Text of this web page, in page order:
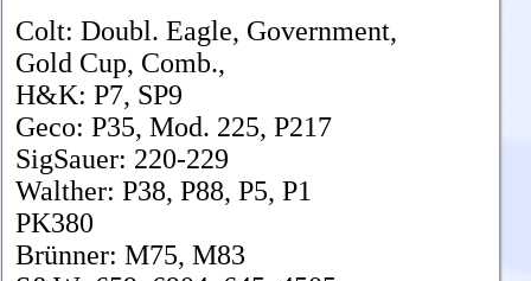
Colt: Doubl. Eagle, Government,
Gold Cup, Comb.,
H&K: P7, SP9
Geco: P35, Mod. 225, P217
SigSauer: 220-229
Walther: P38, P88, P5, P1
PK380
Brünner: M75, M83